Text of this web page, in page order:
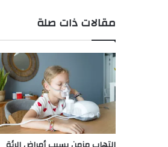
مقالات ذات صلة